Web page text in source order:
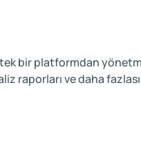
tek bir platformdan
raporları ve daha